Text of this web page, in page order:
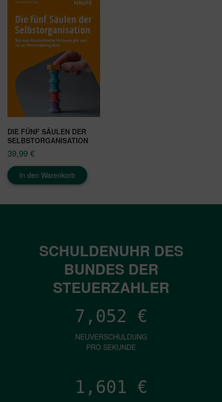
DIE FÜNF SÄULEN DER
SELBSTORGANISATION
39,99 €
In den Warenkorb
SCHULDENUHR DES
BUNDES DER
STEUERZAHLER
7,052 €
NEUVERSCHULDUNG
PRO SEKUNDE
1,601 €